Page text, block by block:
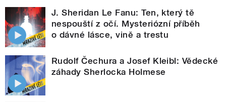
J. Sheridan Le Fanu: Ten, který tě
nespouští z očí. Mysteriózní příběh
o dávné lásce, vině a trestu
Rudolf Čechura a Josef Kleibl: Vědecké
záhady Sherlocka Holmese